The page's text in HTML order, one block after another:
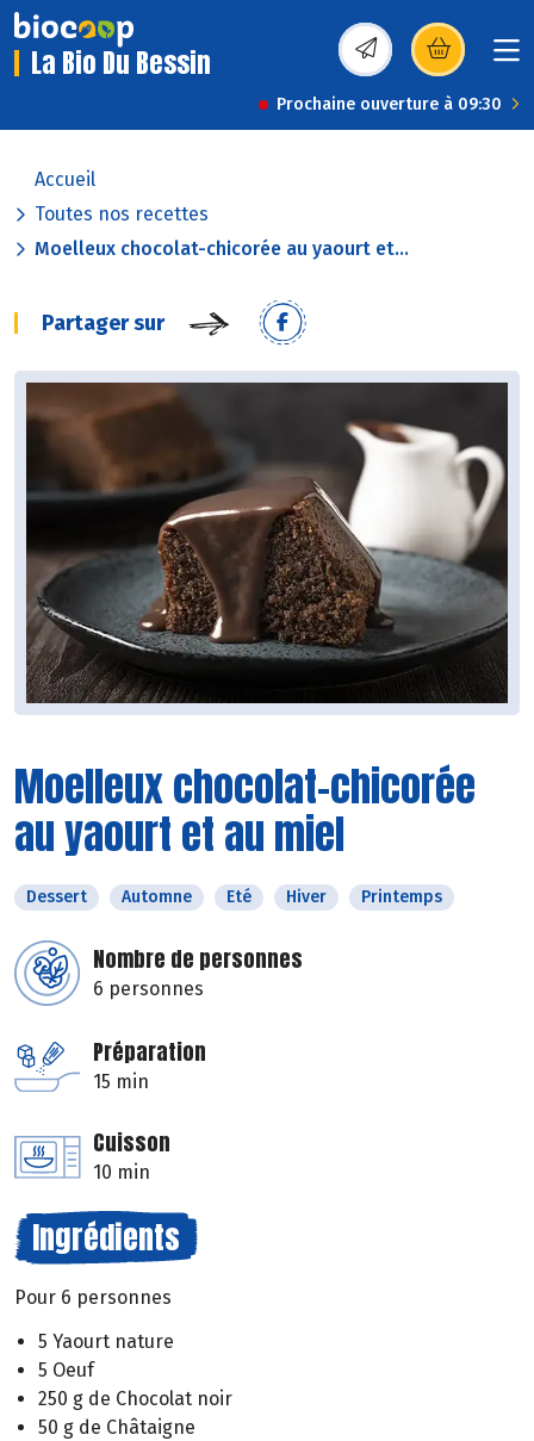
La Bio Du Bessin (s’ouvre dans une
Prochaine ouverture à 09:30
Accueil
Toutes nos recettes
Moelleux chocolat-chicorée au yaourt et...
Partager sur
Moelleux chocolat-chicorée
au yaourt et au miel
Dessert Automne Eté Hiver Printemps
Nombre de personnes
6 personnes
Préparation
15 min
Cuisson
10 min
Ingrédients
Pour 6 personnes
5 Yaourt nature
5 Oeuf
250 g de Chocolat noir
50 g de Châtaigne